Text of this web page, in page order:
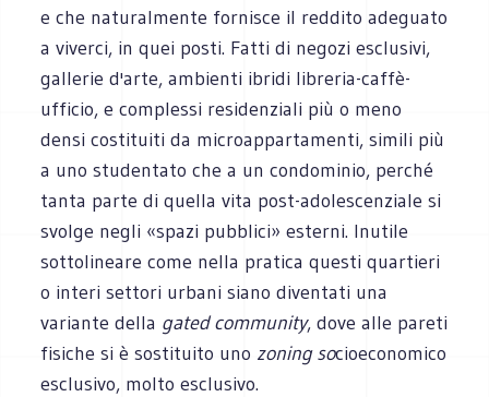
e che naturalmente fornisce il reddito adeguato
a viverci, in quei posti. Fatti di negozi esclusivi,
gallerie d'arte, ambienti ibridi libreria-caffè-
ufficio, e complessi residenziali più o meno
densi costituiti da microappartamenti, simili più
a uno studentato che a un condominio, perché
tanta parte di quella vita post-adolescenziale si
svolge negli «spazi pubblici» esterni. Inutile
sottolineare come nella pratica questi quartieri
o interi settori urbani siano diventati una
variante della gated community, dove alle pareti
fisiche si è sostituito uno zoning socioeconomico
esclusivo, molto esclusivo.